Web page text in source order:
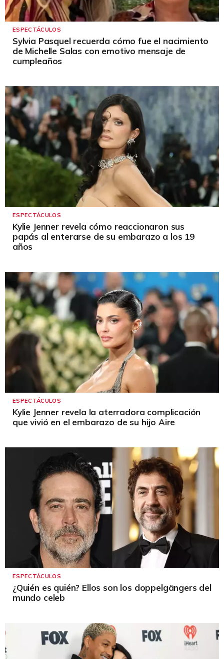
ESPECTÁCULOS
Sylvia Pasquel recuerda cómo fue el nacimiento
de Michelle Salas con emotivo mensaje de
cumpleaños
ESPECTÁCULOS
Kylie Jenner revela cómo reaccionaron sus
papás al enterarse de su embarazo a los 19
años
ESPECTÁCULOS
Kylie Jenner revela la aterradora complicación
que vivió en el embarazo de su hijo Aire
ESPECTÁCULOS
¿Quién es quién? Ellos son los doppelgängers del
mundo celeb